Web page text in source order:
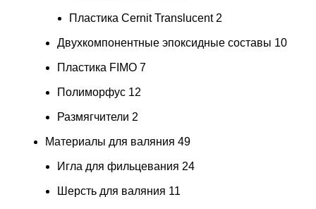
Пластика Cernit Translucent 2
Двухкомпонентные эпоксидные составы 10
Пластика FIMO 7
Полиморфус 12
Размягчители 2
Материалы для валяния 49
Игла для фильцевания 24
Шерсть для валяния 11